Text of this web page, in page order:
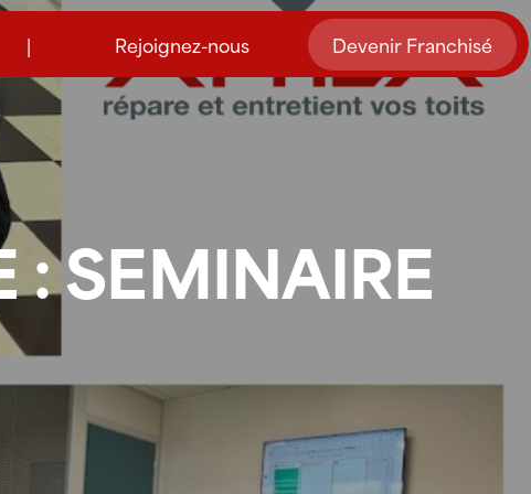
| Rejoignez-nous Devenir Franchisé
: SEMINAIRE